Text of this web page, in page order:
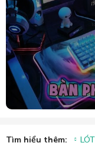
Tìm hiểu thêm: